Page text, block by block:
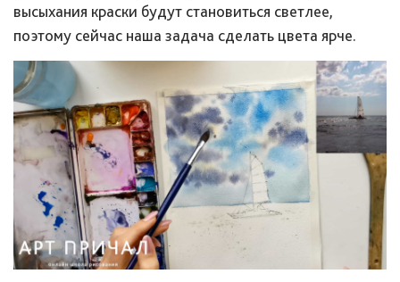
высыхания краски будут становиться светлее,
поэтому сейчас наша задача сделать цвета ярче.